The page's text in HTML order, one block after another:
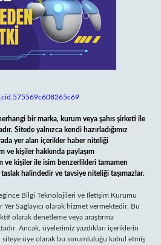
bir marka, kurum veya şahıs şirketi ile
Sitede yalnızca kendi hazırladığımız
yer alan içerikler haber niteliği
ve kişiler hakkında paylaşım
ve kişiler ile isim benzerlikleri tamamen
halindedir ve tavsiye niteliği taşımazlar.
Bilgi Teknolojileri ve İletişim Kurumu
Yer Sağlayıcı olarak hizmet vermektedir. Bu
olarak denetleme veya araştırma
Ancak, üyelerimiz yazdıkları içeriklerin
üye olarak bu sorumluluğu kabul etmiş